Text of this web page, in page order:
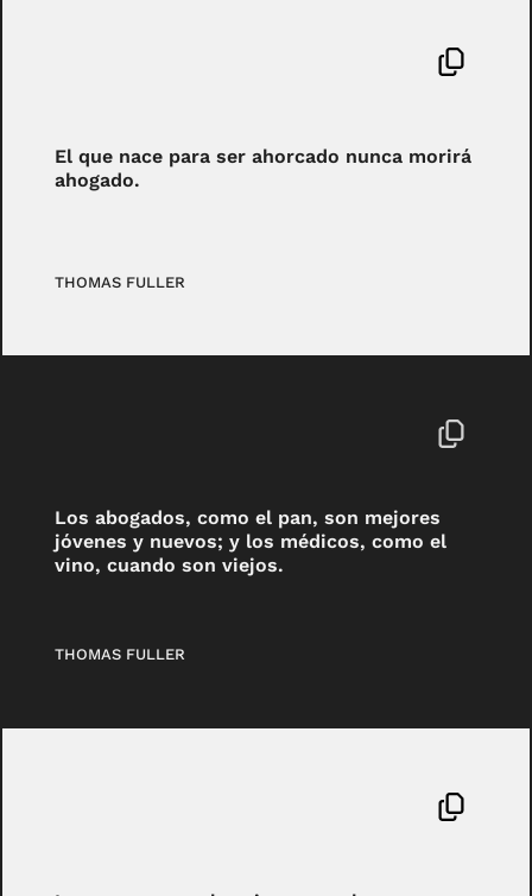
El que nace para ser ahorcado nunca morirá
ahogado.
THOMAS FULLER
Los abogados, como el pan, son mejores
jóvenes y nuevos; y los médicos, como el
vino, cuando son viejos.
THOMAS FULLER